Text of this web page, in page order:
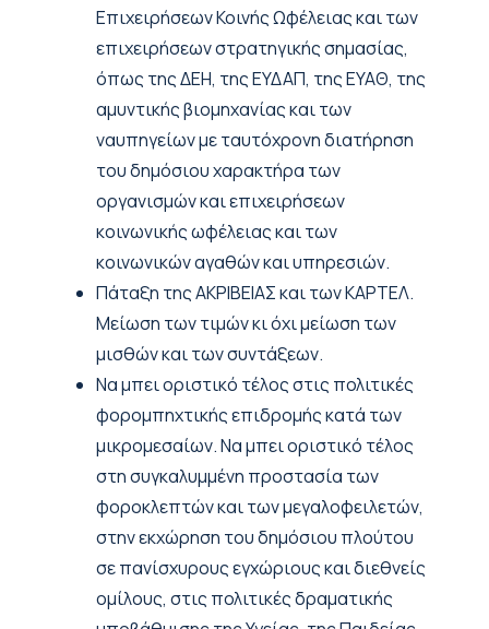
Επιχειρήσεων Κοινής Ωφέλειας και των
επιχειρήσεων στρατηγικής σημασίας,
όπως της ΔΕΗ, της ΕΥΔΑΠ, της ΕΥΑΘ, της
αμυντικής βιομηχανίας και των
ναυπηγείων με ταυτόχρονη διατήρηση
του δημόσιου χαρακτήρα των
οργανισμών και επιχειρήσεων
κοινωνικής ωφέλειας και των
κοινωνικών αγαθών και υπηρεσιών.
Πάταξη της ΑΚΡΙΒΕΙΑΣ και των ΚΑΡΤΕΛ.
Μείωση των τιμών κι όχι μείωση των
μισθών και των συντάξεων.
Να μπει οριστικό τέλος στις πολιτικές
φορομπηχτικής επιδρομής κατά των
μικρομεσαίων. Να μπει οριστικό τέλος
στη συγκαλυμμένη προστασία των
φοροκλεπτών και των μεγαλοφειλετών,
στην εκχώρηση του δημόσιου πλούτου
σε πανίσχυρους εγχώριους και διεθνείς
ομίλους, στις πολιτικές δραματικής